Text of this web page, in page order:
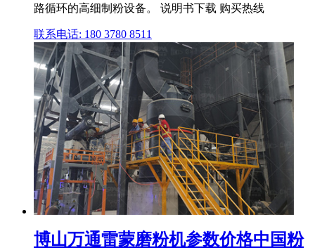
路循环的高细制粉设备。 说明书下载 购买热线
联系电话: 180 3780 8511
博山万通雷蒙磨粉机参数价格中国粉